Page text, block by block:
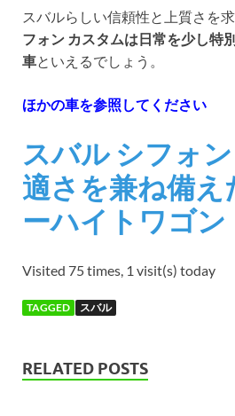
スバルらしい信頼性と上質さを
フォン カスタムは日常を少し特
車といえるでしょう。
ほかの車を参照してください
スバル シフォ
適さを兼ね備え
ーハイトワゴン
Visited 75 times, 1 visit(s) today
TAGGED スバル
RELATED POSTS